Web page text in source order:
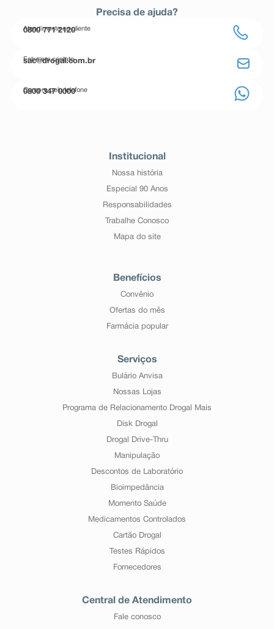
Precisa de ajuda?
Atendimento ao cliente
0800 771 2120
Entre em contato
sac@drogal.com.br
Compre pelo telefone
0800 347 0000
Institucional
Nossa história
Especial 90 Anos
Responsabilidades
Trabalhe Conosco
Mapa do site
Benefícios
Convênio
Ofertas do mês
Farmácia popular
Serviços
Bulário Anvisa
Nossas Lojas
Programa de Relacionamento Drogal Mais
Disk Drogal
Drogal Drive-Thru
Manipulação
Descontos de Laboratório
Bioimpedância
Momento Saúde
Medicamentos Controlados
Cartão Drogal
Testes Rápidos
Fornecedores
Central de Atendimento
Fale conosco